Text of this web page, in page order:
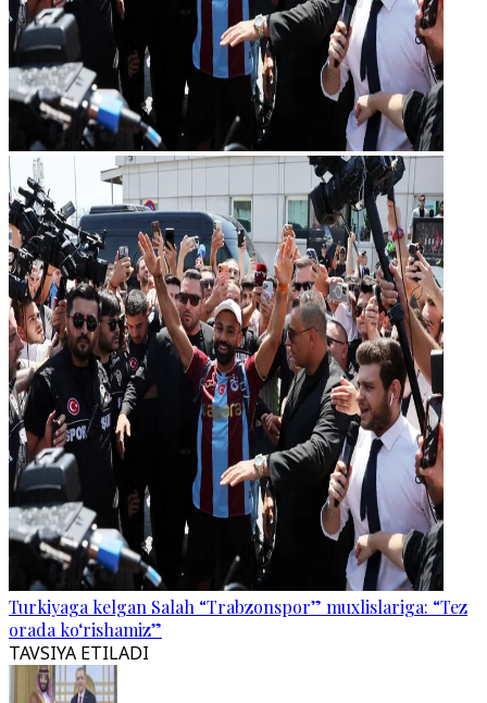
Turkiyaga kelgan Salah “Trabzonspor” muxlislariga: “Tez
orada ko‘rishamiz”
TAVSIYA ETILADI